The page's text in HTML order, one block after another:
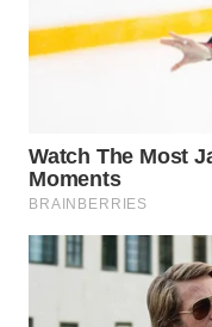
WAHANA
PERSONA
OTOMOTIF
WAHANA